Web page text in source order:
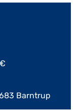
Barntrup